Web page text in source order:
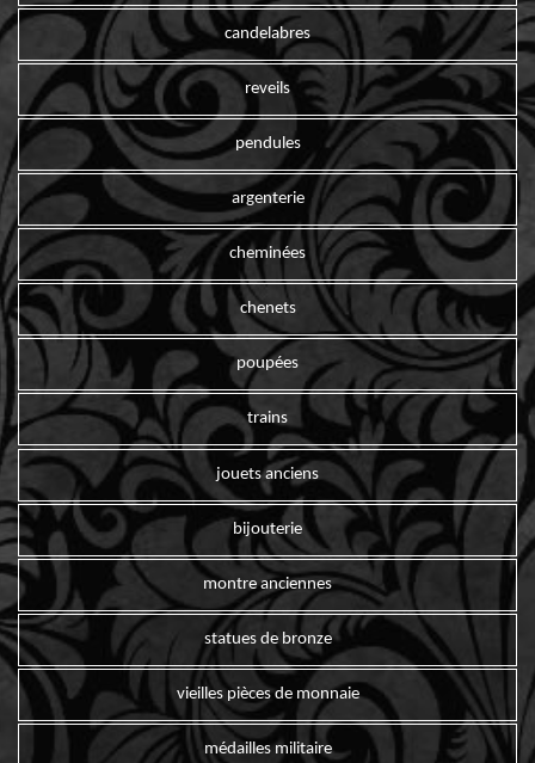
candelabres
reveils
pendules
argenterie
cheminées
chenets
poupées
trains
jouets anciens
bijouterie
montre anciennes
statues de bronze
vieilles pièces de monnaie
médailles militaire